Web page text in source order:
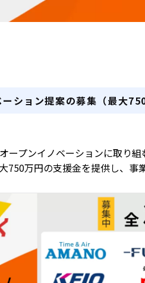
ション提案の募集（最大
ープンイノベーションに取り
750万円の支援金を提供し、事